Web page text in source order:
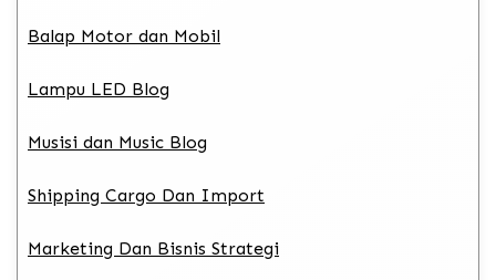
Balap Motor dan Mobil
Lampu LED Blog
Musisi dan Music Blog
Shipping Cargo Dan Import
Marketing Dan Bisnis Strategi